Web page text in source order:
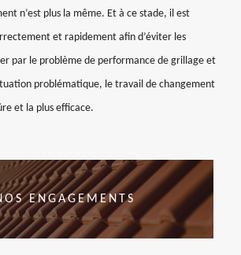
n’est plus la même. Et à ce stade, il est
et rapidement afin d’éviter les
par le problème de performance de grillage et
problématique, le travail de changement
et la plus efficace.
ENGAGEMENTS